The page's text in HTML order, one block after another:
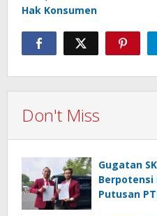
Hak Konsumen
Don't Miss
Gugatan
Berpotensi
Putusan